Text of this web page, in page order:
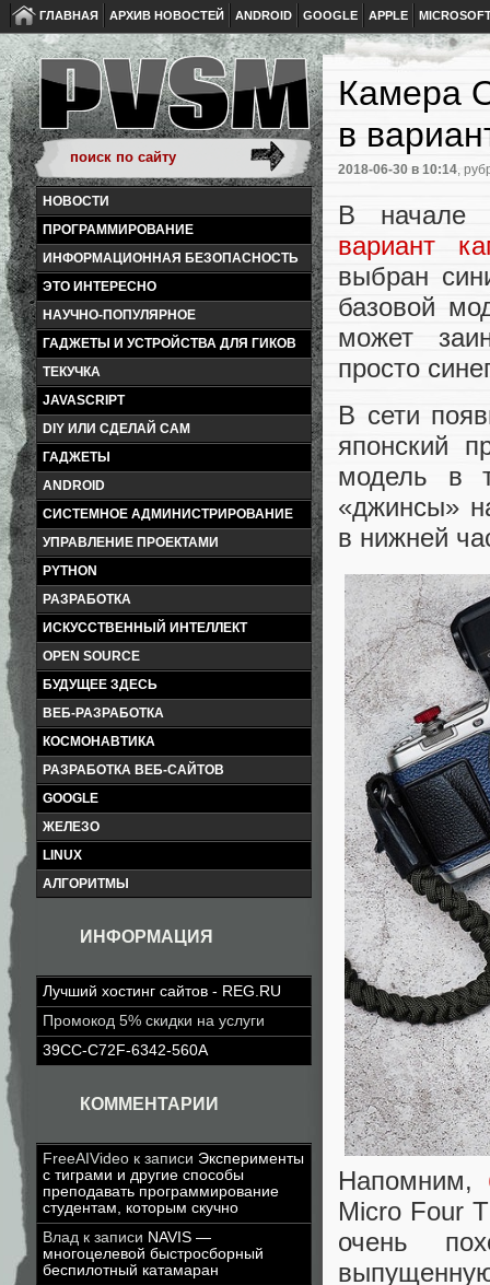
ГЛАВНАЯ АРХИВ НОВОСТЕЙ ANDROID GOOGLE APPLE
НОВОСТИ
ПРОГРАММИРОВАНИЕ
ИНФОРМАЦИОННАЯ БЕЗОПАСНОСТЬ
ЭТО ИНТЕРЕСНО
НАУЧНО-ПОПУЛЯРНОЕ
ГАДЖЕТЫ И УСТРОЙСТВА ДЛЯ ГИКОВ
ТЕКУЧКА
JAVASCRIPT
DIY ИЛИ СДЕЛАЙ САМ
ГАДЖЕТЫ
ANDROID
СИСТЕМНОЕ АДМИНИСТРИРОВАНИЕ
УПРАВЛЕНИЕ ПРОЕКТАМИ
PYTHON
РАЗРАБОТКА
ИСКУССТВЕННЫЙ ИНТЕЛЛЕКТ
OPEN SOURCE
БУДУЩЕЕ ЗДЕСЬ
ВЕБ-РАЗРАБОТКА
КОСМОНАВТИКА
РАЗРАБОТКА ВЕБ-САЙТОВ
GOOGLE
ЖЕЛЕЗО
LINUX
АЛГОРИТМЫ
ИНФОРМАЦИЯ
Лучший хостинг сайтов - REG.RU
Промокод 5% скидки на услуги
39CC-C72F-6342-560A
КОММЕНТАРИИ
FreeAIVideo к записи Эксперименты
с тиграми и другие способы
преподавать программирование
студентам, которым скучно
Влад к записи NAVIS —
многоцелевой быстросборный
беспилотный катамаран
Камера
в
2018-06-30 в 10:14,
В начале
вариант
выбран
базовой
может
просто
В сети
японский
модель в
«джинсы»
в нижней
Напомним,
Micro Four
очень